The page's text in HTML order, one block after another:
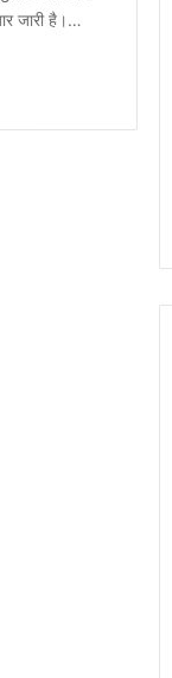
जारी है।…